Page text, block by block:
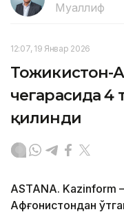
Муаллиф
12:07, 19 Январ 2026
Тожикистон-
чегарасида 4
қилинди
АSTANА. Kazinform
Афғонистондан